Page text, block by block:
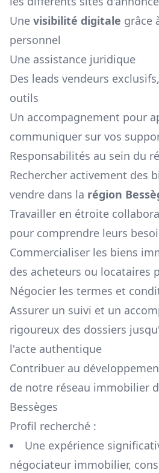
Une visibilité digitale grâce
personnel
Une assistance juridique
Des leads vendeurs
outils
Un accompagnement pour
communiquer sur vos
Responsabilités au sein du
Rechercher activement des
vendre dans la région
Travailler en étroite
pour comprendre leurs
Commercialiser les biens
des acheteurs ou locataires
Négocier les termes et
Assurer un suivi et un
rigoureux des dossiers
l'acte authentique
Contribuer au
de notre réseau immobilier
Bessèges
Profil recherché :
Une expérience
négociateur immobilier,